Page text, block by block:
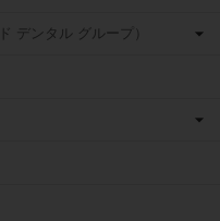
デンタル グループ）